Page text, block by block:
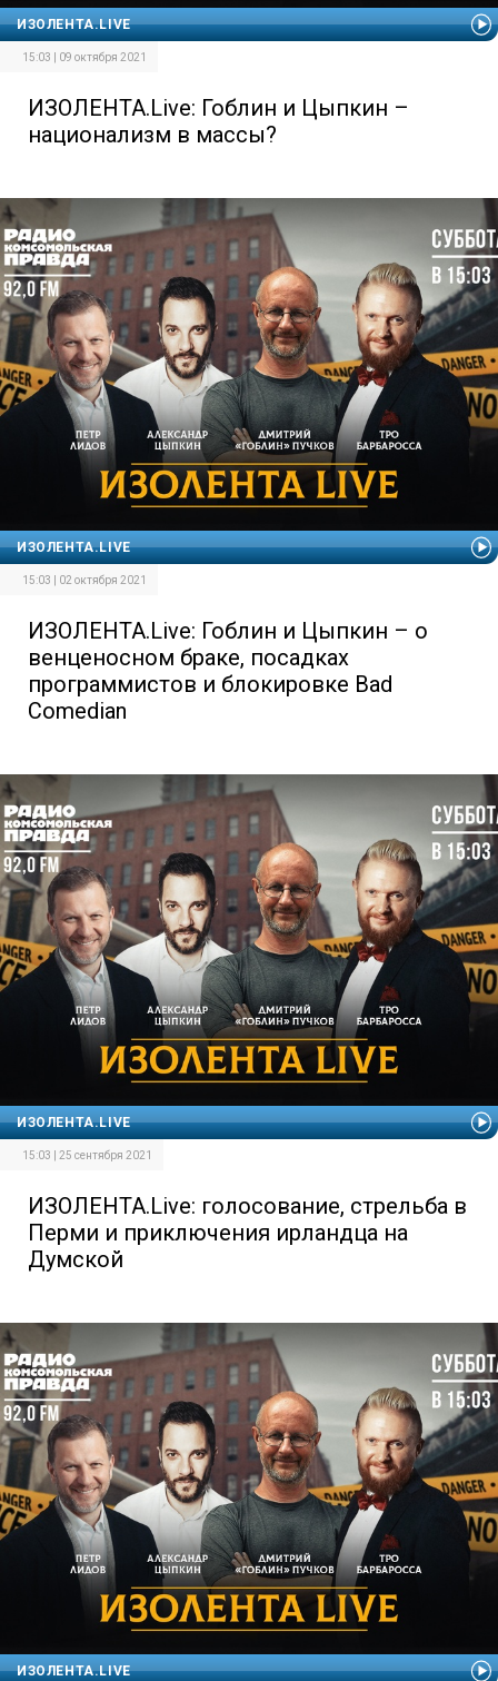
ИЗОЛЕНТА.LIVE
15:03 | 09 октября 2021
ИЗОЛЕНТА.Live: Гоблин и Цыпкин –
национализм в массы?
ИЗОЛЕНТА.LIVE
15:03 | 02 октября 2021
ИЗОЛЕНТА.Live: Гоблин и Цыпкин – о
венценосном браке, посадках
программистов и блокировке Bad
Comedian
ИЗОЛЕНТА.LIVE
15:03 | 25 сентября 2021
ИЗОЛЕНТА.Live: голосование, стрельба в
Перми и приключения ирландца на
Думской
ИЗОЛЕНТА.LIVE